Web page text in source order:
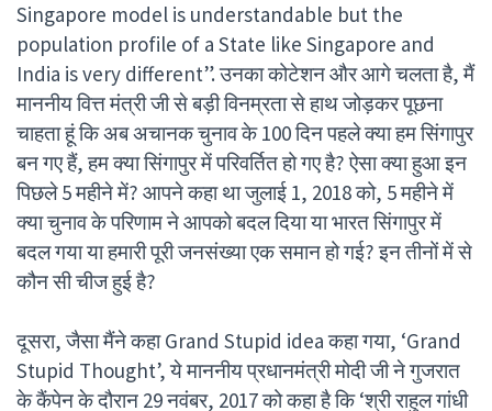
Singapore model is understandable but the
population profile of a State like Singapore and
India is very different”. उनका कोटेशन और आगे चलता है, मैं
माननीय वित्त मंत्री जी से बड़ी विनम्रता से हाथ जोड़कर पूछना
चाहता हूं कि अब अचानक चुनाव के 100 दिन पहले क्या हम सिंगापुर
बन गए हैं, हम क्या सिंगापुर में परिवर्तित हो गए है? ऐसा क्या हुआ इन
पिछले 5 महीने में? आपने कहा था जुलाई 1, 2018 को, 5 महीने में
क्या चुनाव के परिणाम ने आपको बदल दिया या भारत सिंगापुर में
बदल गया या हमारी पूरी जनसंख्या एक समान हो गई? इन तीनों में से
कौन सी चीज हुई है?
दूसरा, जैसा मैंने कहा Grand Stupid idea कहा गया, ‘Grand
Stupid Thought’, ये माननीय प्रधानमंत्री मोदी जी ने गुजरात
के कैंपेन के दौरान 29 नवंबर, 2017 को कहा है कि ‘श्री राहुल गांधी